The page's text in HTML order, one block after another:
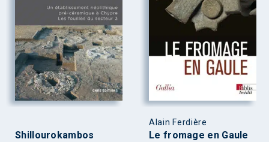
Shillourokambos
Alain Ferdière
Le fromage en Gaule